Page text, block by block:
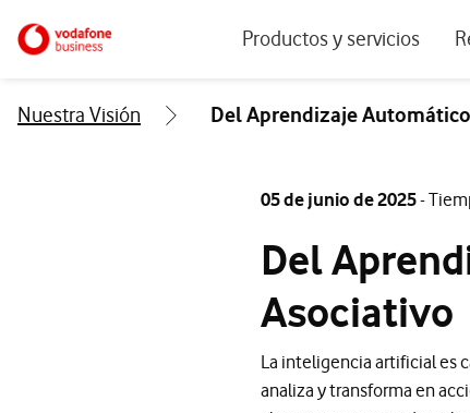
Ir a la pagina principal de vodafone.esProductos y servicios
IA para empresas
Workplace
Soluciones de negocio
Servicios Cloud
Nuestra Visión Del Aprendizaje
05 de junio de 2025-
Del
Asociativo
La inteligencia artificial es
analiza y transforma en